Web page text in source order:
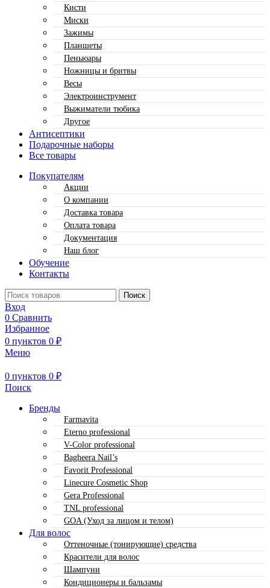
Кисти
Миски
Зажимы
Планшеты
Пеньюары
Ножницы и бритвы
Весы
Электроинструмент
Выжиматели тюбика
Другое
Антисептики
Подарочные наборы
Все товары
Покупателям
Акции
О компании
Доставка товара
Оплата товара
Документация
Наш блог
Обучение
Контакты
Поиск
Вход
0 Сравнить
Избранное
0 пунктов 0 ₽
Меню
0 пунктов 0 ₽
Поиск
Бренды
Farmavita
Eterno professional
V-Color professional
Bagheera Nail’s
Favorit Professional
Linecure Cosmetic Shop
Gera Professional
TNL professional
GOA (Уход за лицом и телом)
Для волос
Оттеночные (тонирующие) средства
Красители для волос
Шампуни
Кондиционеры и бальзамы